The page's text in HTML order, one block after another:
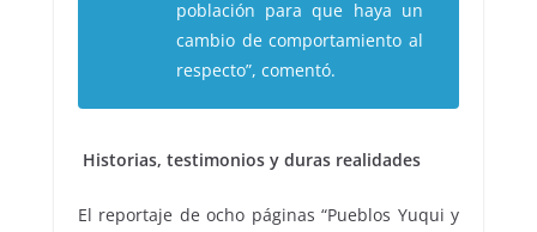
población para que haya un
cambio de comportamiento al
respecto”, comentó.
Historias, testimonios y duras realidades
El reportaje de ocho páginas “Pueblos Yuqui y